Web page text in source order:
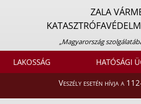
ZALA
„Magyarország
LAKOSSÁG HATÓSÁGI
Veszély esetén hívja a